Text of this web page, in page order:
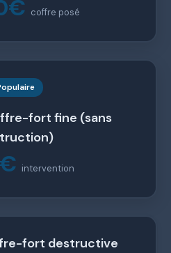
coffre posé
fort fine (sans
intervention
fort destructive